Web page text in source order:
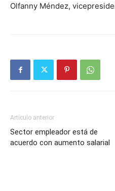
Olfanny Méndez,
Artículo anterior
Sector empleador está de
acuerdo con aumento salarial